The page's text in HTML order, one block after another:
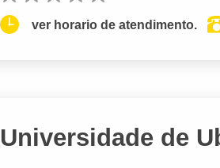
ver horario de atendimento.
Universidade de